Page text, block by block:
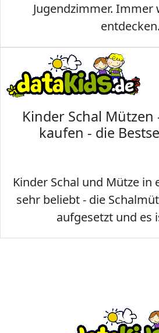
Jugendzimmer. Immer
entdecken.
Kinder Schal Mützen
kaufen - die
Kinder Schal und Mütze in
sehr beliebt - die
aufgesetzt und es